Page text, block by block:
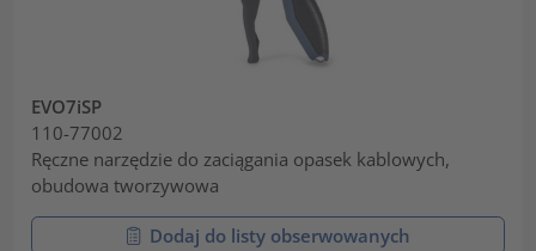
EVO7iSP
110-77002
Ręczne narzędzie do zaciągania opasek kablowych,
obudowa tworzywowa
Dodaj do listy obserwowanych